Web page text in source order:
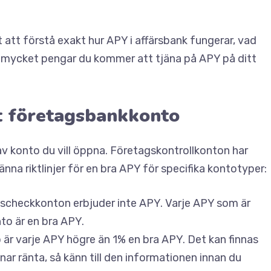
förstå exakt hur APY i affärsbank fungerar, vad
pengar du kommer att tjäna på APY på ditt
företagsbankkonto
konto du vill öppna. Företagskontrollkonton har
riktlinjer för en bra APY för specifika kontotyper:
erbjuder inte APY. Varje APY som är
är en bra APY.
varje APY högre än 1% en bra APY. Det kan finnas
ränta, så känn till den informationen innan du